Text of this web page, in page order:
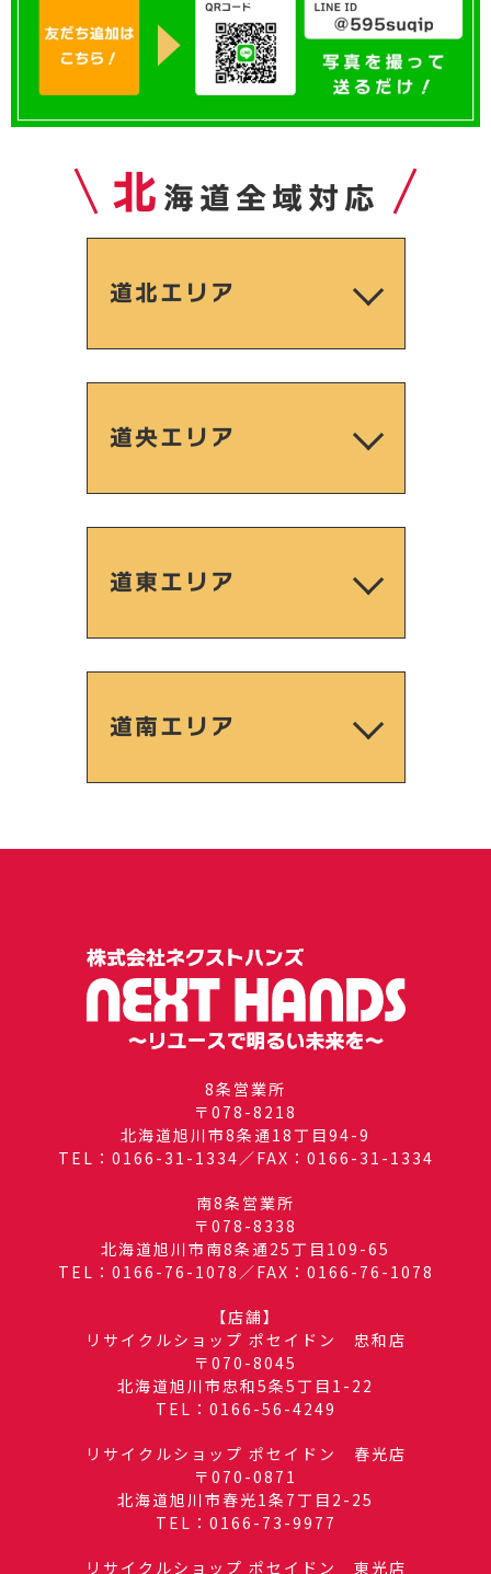
北 海道全域対応
道北エリア
道央エリア
道東エリア
道南エリア
8条営業所
〒078-8218
北海道旭川市8条通18丁目94-9
TEL：0166-31-1334／FAX：0166-31-1334
南8条営業所
〒078-8338
北海道旭川市南8条通25丁目109-65
TEL：0166-76-1078／FAX：0166-76-1078
【店舗】
リサイクルショップ ポセイドン 忠和店
〒070-8045
北海道旭川市忠和5条5丁目1-22
TEL：0166-56-4249
リサイクルショップ ポセイドン 春光店
〒070-0871
北海道旭川市春光1条7丁目2-25
TEL：0166-73-9977
リサイクルショップ ポセイドン 東光店